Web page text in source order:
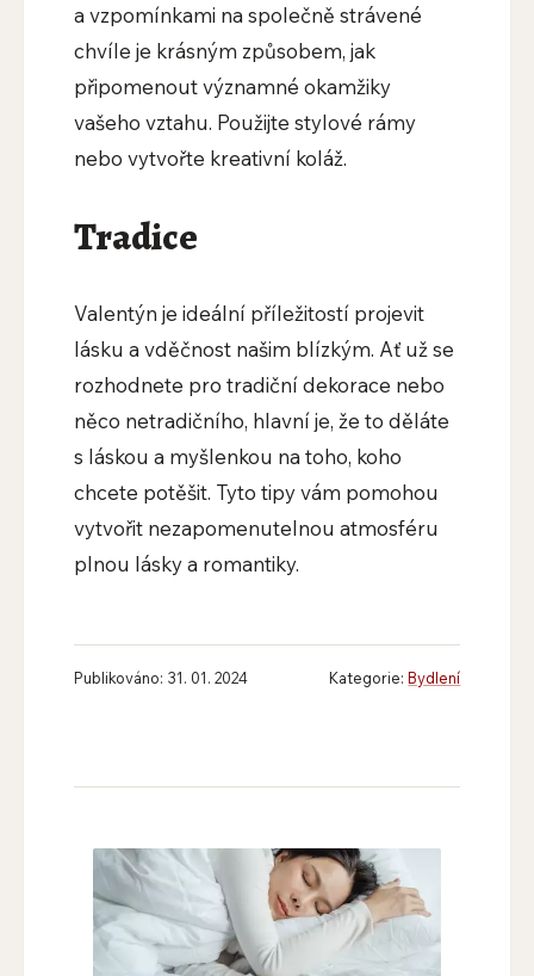
a vzpomínkami na společně strávené
chvíle je krásným způsobem, jak
připomenout významné okamžiky
vašeho vztahu. Použijte stylové rámy
nebo vytvořte kreativní koláž.
Tradice
Valentýn je ideální příležitostí projevit
lásku a vděčnost našim blízkým. Ať už se
rozhodnete pro tradiční dekorace nebo
něco netradičního, hlavní je, že to děláte
s láskou a myšlenkou na toho, koho
chcete potěšit. Tyto tipy vám pomohou
vytvořit nezapomenutelnou atmosféru
plnou lásky a romantiky.
Publikováno: 31. 01. 2024 Kategorie:Bydlení